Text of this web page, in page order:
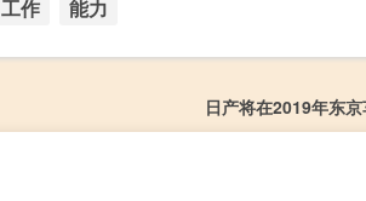
工作 能力
日产将在2019年东